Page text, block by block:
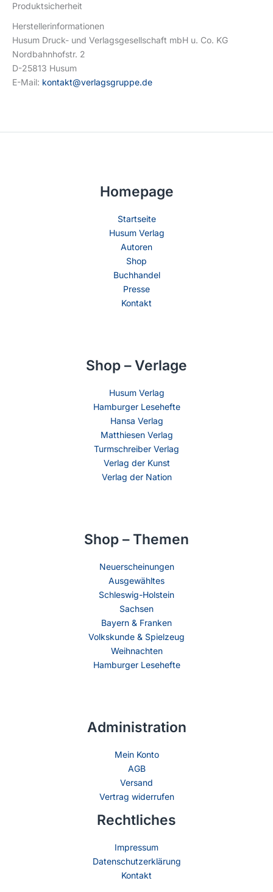
Produktsicherheit
Herstellerinformationen
Husum Druck- und Verlagsgesellschaft mbH u. Co. KG
Nordbahnhofstr. 2
D-25813 Husum
E-Mail: kontakt@verlagsgruppe.de
Homepage
Startseite
Husum Verlag
Autoren
Shop
Buchhandel
Presse
Kontakt
Shop – Verlage
Husum Verlag
Hamburger Lesehefte
Hansa Verlag
Matthiesen Verlag
Turmschreiber Verlag
Verlag der Kunst
Verlag der Nation
Shop – Themen
Neuerscheinungen
Ausgewähltes
Schleswig-Holstein
Sachsen
Bayern & Franken
Volkskunde & Spielzeug
Weihnachten
Hamburger Lesehefte
Administration
Mein Konto
AGB
Versand
Vertrag widerrufen
Rechtliches
Impressum
Datenschutzerklärung
Kontakt